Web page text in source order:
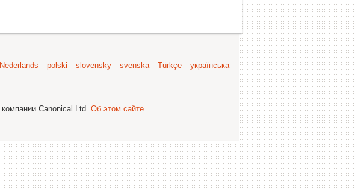
Nederlands polski slovensky svenska Türkçe
українська
компании Canonical Ltd. Об этом сайте.